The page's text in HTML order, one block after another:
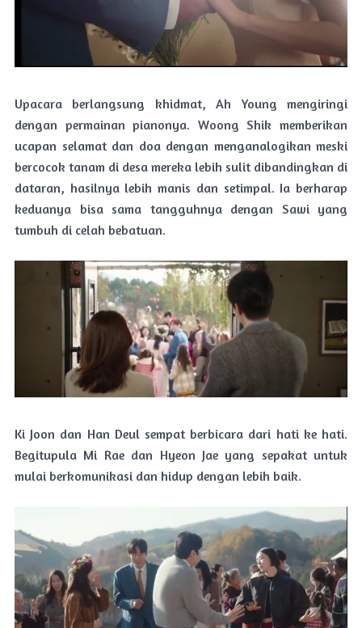
Upacara berlangsung khidmat, Ah Young mengiringi
dengan permainan pianonya. Woong Shik memberikan
ucapan selamat dan doa dengan menganalogikan meski
bercocok tanam di desa mereka lebih sulit dibandingkan di
dataran, hasilnya lebih manis dan setimpal. Ia berharap
keduanya bisa sama tangguhnya dengan Sawi yang
tumbuh di celah bebatuan.
Ki Joon dan Han Deul sempat berbicara dari hati ke hati.
Begitupula Mi Rae dan Hyeon Jae yang sepakat untuk
mulai berkomunikasi dan hidup dengan lebih baik.